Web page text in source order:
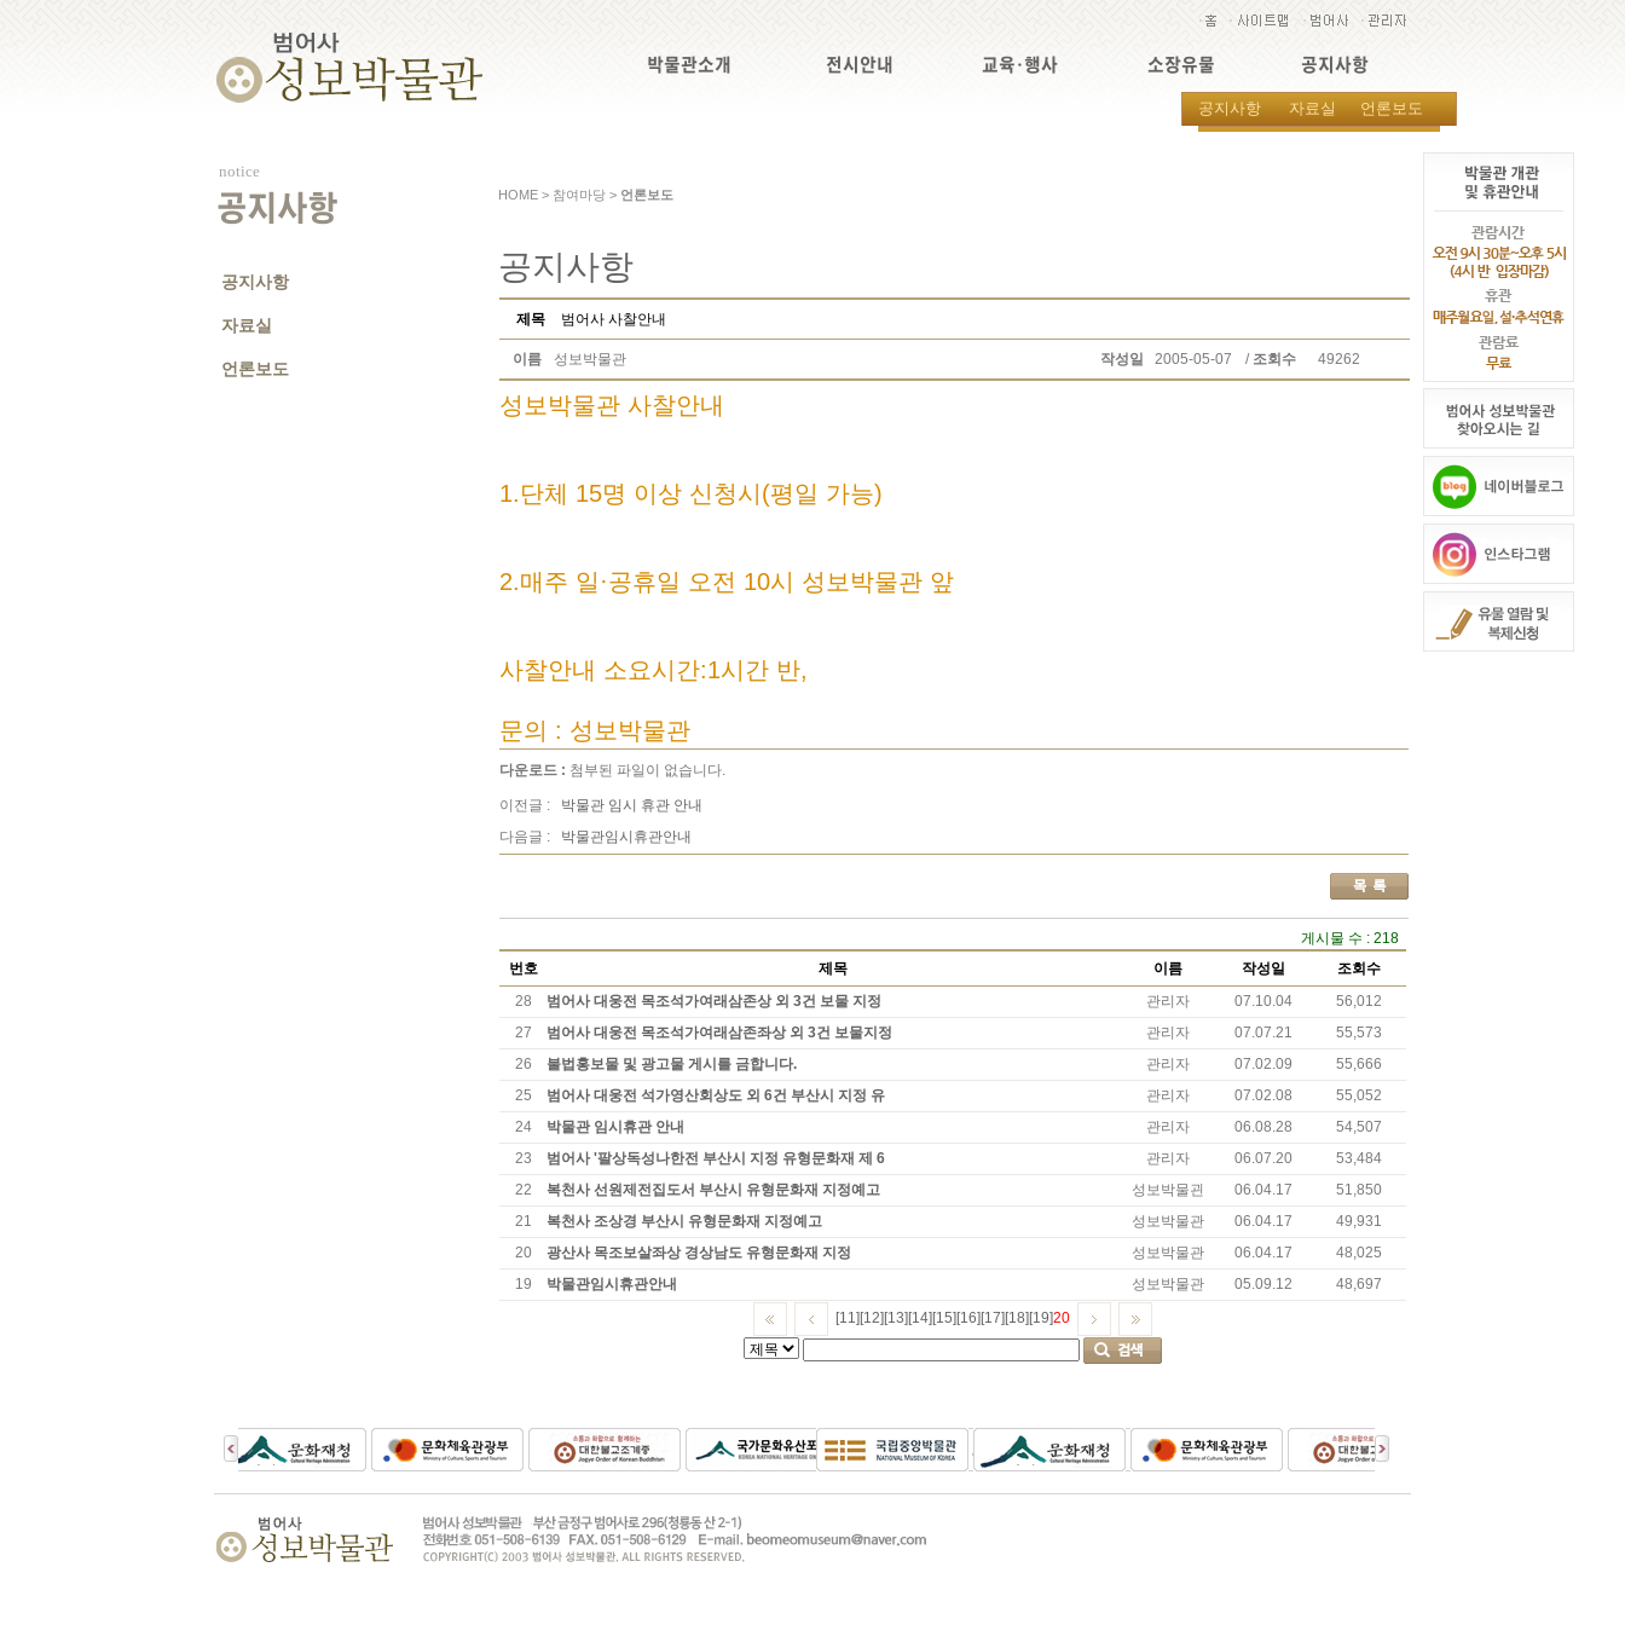
박물관소개 전시안내 교육·행사 소장유물 공지사항
공지사항 자료실 언론보도
notice
공지사항
공지사항
자료실
언론보도
HOME > 참여마당 > 언론보도
공지사항
제목 범어사 사찰안내
이름 성보박물관 작성일 2005-05-07 / 조회수 49262
성보박물관 사찰안내
1.단체 15명 이상 신청시(평일 가능)
2.매주 일·공휴일 오전 10시 성보박물관 앞
사찰안내 소요시간:1시간 반,
문의 : 성보박물관
다운로드 : 첨부된 파일이 없습니다.
이전글 : 박물관 임시 휴관 안내
다음글 : 박물관임시휴관안내
게시물 수 : 218
번호
제목 이름 작성일
조회수
28
범어사 대웅전 목조석가여래삼존상 외 3건 보물 지정 관리자 07.10.04
56,012
27
범어사 대웅전 목조석가여래삼존좌상 외 3건 보물지정 관리자 07.07.21
55,573
26
불법홍보물 및 광고물 게시를 금합니다. 관리자 07.02.09
55,666
25
범어사 대웅전 석가영산회상도 외 6건 부산시 지정 유 관리자 07.02.08
55,052
24
박물관 임시휴관 안내 관리자 06.08.28
54,507
23
범어사 '팔상독성나한전 부산시 지정 유형문화재 제 6 관리자 06.07.20
53,484
22
복천사 선원제전집도서 부산시 유형문화재 지정예고 성보박물괸 06.04.17
51,850
21
복천사 조상경 부산시 유형문화재 지정예고 성보박물관 06.04.17
49,931
20
광산사 목조보살좌상 경상남도 유형문화재 지정 성보박물관 06.04.17
48,025
19
박물관임시휴관안내 성보박물관 05.09.12 48,697
[11] [12] [13] [14] [15] [16] [17] [18] [19]20